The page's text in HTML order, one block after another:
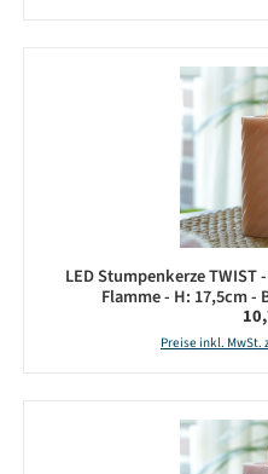
LED Stumpenkerze
Flamme - H: 17,5cm -
Preise inkl. MwSt.